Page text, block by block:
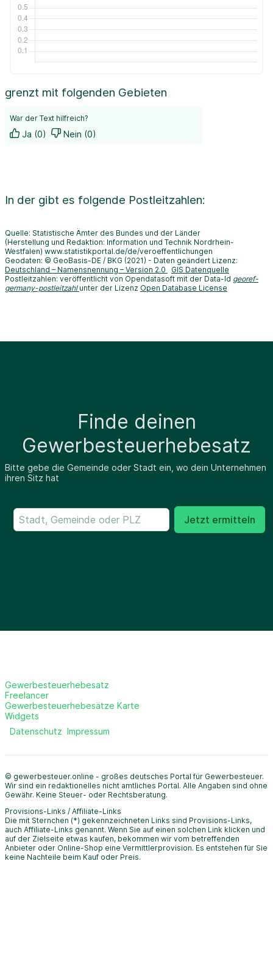
grenzt mit folgenden Gebieten
War der Text hilfreich?
Ja (0) Nein (0)
In der gibt es folgende Postleitzahlen:
Quelle: Statistische Ämter des Bundes und der Länder
(Herstellung und Redaktion: Information und Technik Nordrhein-
Westfalen) www.statistikportal.de/de/veroeffentlichungen
Geodaten: © GeoBasis-DE / BKG (2021) - Daten geändert Lizenz:
Deutschland – Namensnennung – Version 2.0
GIS Datenquelle
Postleitzahlen: veröffentlicht von Opendatasoft mit der Data-Id georef-
germany-postleitzahl unter der Lizenz Open Database License
Finde deinen
Gewerbesteuerhebesatz
Bitte gebe die Gemeinde oder Stadt ein, wo dein Unternehmen
ihren Sitz hat
Jetzt ermitteln
Gewerbesteuerhebesatz
Freelancer
Gewerbesteuerhebesätze Karte
Widgets
Datenschutz Impressum
© gewerbesteuer.online - großes deutsches Portal für Gewerbesteuer.
Wir sind ein redaktionelles nicht amtliches Portal. Alle Angaben sind ohne
Gewähr. Keine Steuer- oder Rechtsberatung.
Provisions-Links / Affiliate-Links
Die mit Sternchen (*) gekennzeichneten Links sind Provisions-Links,
auch Affiliate-Links genannt. Wenn Sie auf einen solchen Link klicken und
auf der Zielseite etwas kaufen, bekommen wir vom betreffenden
Anbieter oder Online-Shop eine Vermittlerprovision. Es entstehen für Sie
keine Nachteile beim Kauf oder Preis.